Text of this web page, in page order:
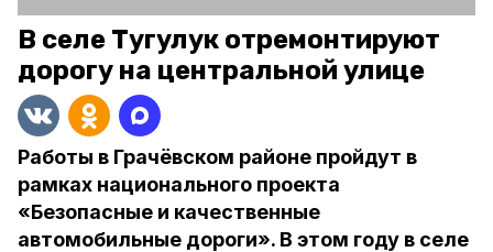
В селе Тугулук отремонтируют
дорогу на центральной улице
Работы в Грачёвском районе пройдут в
рамках национального проекта
«Безопасные и качественные
автомобильные дороги». В этом году в селе